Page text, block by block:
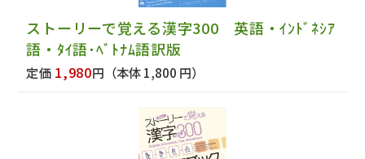
ストーリーで覚える漢字300 英語・ｲﾝﾄﾞﾈｼｱ
語・ﾀｲ語･ﾍﾞﾄﾅﾑ語訳版
定価 1,980円 （本体 1,800 円）